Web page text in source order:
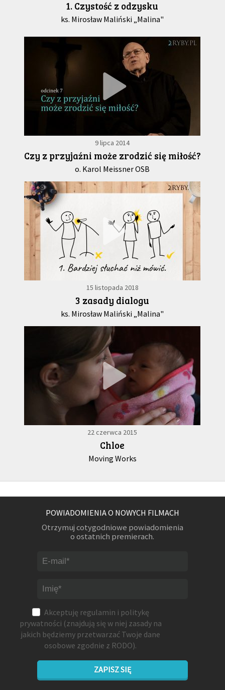
1. Czystość z odzysku
ks. Mirosław Maliński „Malina"
9 lipca 2014
Czy z przyjaźni może zrodzić się miłość?
o. Karol Meissner OSB
15 listopada 2018
3 zasady dialogu
ks. Mirosław Maliński „Malina"
22 czerwca 2015
Chloe
Moving Works
POWIADOMIENIA O NOWYCH FILMACH
Otrzymuj cotygodniowe powiadomienia
o ostatnich premierach.
Akceptuję regulamin i politykę
prywatności (znajdują się w niej zasady na
jakich będziemy przetwarzać Twoje dane
osobowe zgodnie z RODO).
ZAPISZ SIĘ